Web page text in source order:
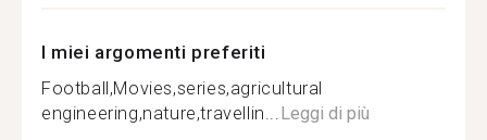
I miei argomenti preferiti
Football,Movies,series,agricultural
engineering,nature,travellin...Leggi di più